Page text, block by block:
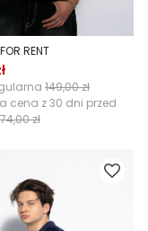
RENT
149,00 zł
cena z 30 dni przed
74,00 zł